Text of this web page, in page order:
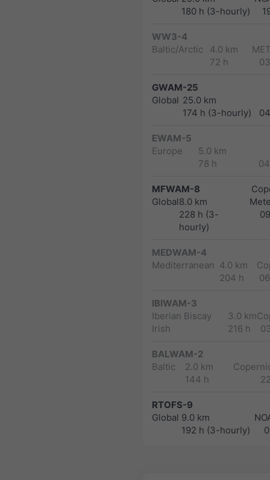
180 h (3-hourly)
WW3-4
Baltic/Arctic
4.0 km
72 h
GWAM-25
Global 25.0 km
174 h (3-hourly)
EWAM-5
Europe
5.0 km
78 h
MFWAM-8
Global8.0 km
228 h (3-
hourly)
MEDWAM-4
Mediterranean 4.0 km
204 h
IBIWAM-3
Iberian Biscay
Irish
3.0 km
216 h
BALWAM-2
Baltic
2.0 km
144 h
RTOFS-9
Global 9.0 km
192 h (3-hourly)